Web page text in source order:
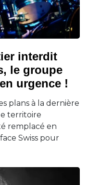
interdit
le groupe
urgence !
plans à la dernière
territoire
remplacé en
Swiss pour